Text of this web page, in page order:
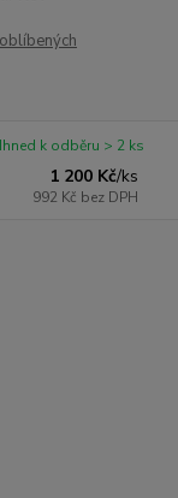
1 200 Kč/ks
992 Kč bez DPH
Ihned k odběru > 2 ks